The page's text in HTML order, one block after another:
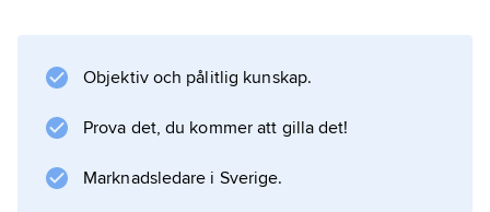
serviceföretag och småindustri på orten.
Myntning
Objektiv och pålitlig kunskap.
Prova det, du kommer att gilla det!
Marknadsledare i Sverige.